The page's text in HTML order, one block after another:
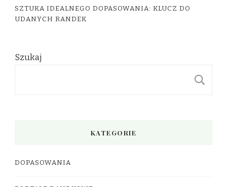
SZTUKA IDEALNEGO DOPASOWANIA: KLUCZ DO
UDANYCH RANDEK
Szukaj
KATEGORIE
DOPASOWANIA